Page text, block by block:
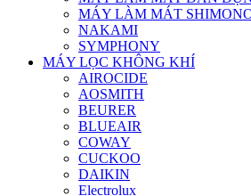
MÁY LÀM MÁT
NAKAMI
SYMPHONY
MÁY LỌC KHÔNG KHÍ
AIROCIDE
AOSMITH
BEURER
BLUEAIR
COWAY
CUCKOO
DAIKIN
Electrolux